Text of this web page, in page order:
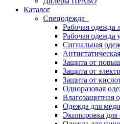
Каталог
Спецодежда
Рабочая одежда
Рабочая одежда
Сигнальная
Защита от
Защита от
Защита от
Одноразовая
Влагозащитная
Одежда для
Экипировка для